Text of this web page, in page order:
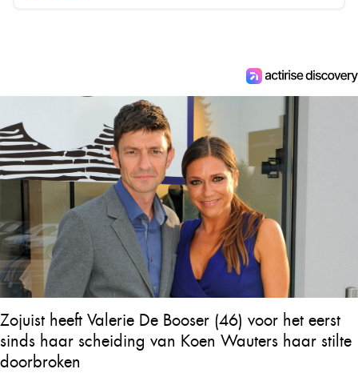
Zojuist heeft Valerie De Booser (46) voor het eerst
sinds haar scheiding van Koen Wauters haar stilte
doorbroken